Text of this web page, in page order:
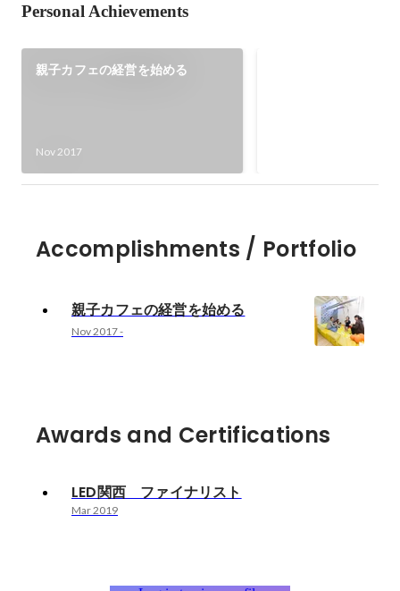
Personal Achievements
親子カフェの経営を始める
Nov 2017
Accomplishments / Portfolio
親子カフェの経営を始める
Nov 2017-
Awards and Certifications
LED関西 ファイナリスト
Mar 2019